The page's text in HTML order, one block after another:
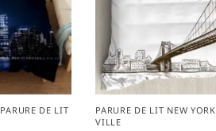
PARURE DE LIT
PARURE DE LIT NEW YORK
VILLE